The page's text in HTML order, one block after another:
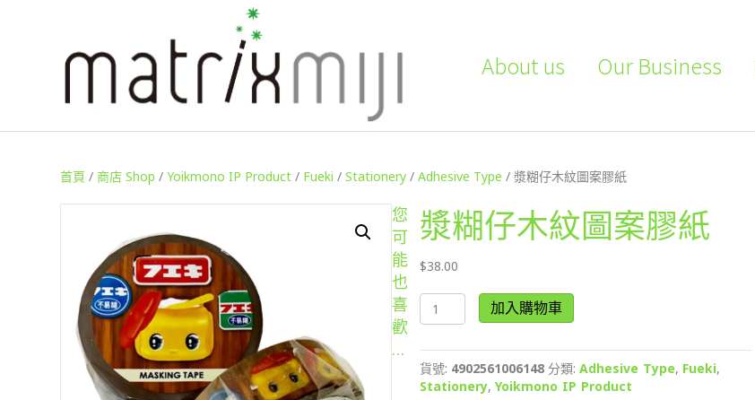
About us Our Business
首頁 /商店 Shop /Yoikmono IP Product / Fueki /Stationery /Adhesive Type / 漿糊仔木紋圖案膠紙
漿糊仔木紋圖案膠紙
$38.00
漿
糊
木
紋
圖
加入購物車
貨號: 4902561006148 分類: Adhesive Type, Fueki,
Stationery, Yoikmono IP Product
您
可
能
也
喜
歡
…